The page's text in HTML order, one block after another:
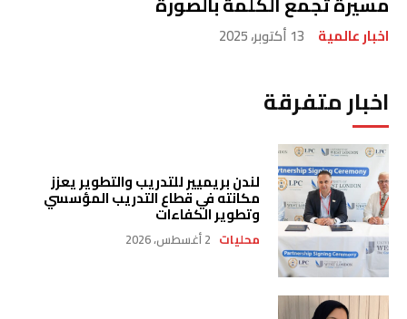
اخبار عالمية 13 أكتوبر، 2025
اخبار متفرقة
لندن بريميير للتدريب والتطوير يعزز
مكانته في قطاع التدريب المؤسسي
وتطوير الكفاءات
محليات 2 أغسطس، 2026